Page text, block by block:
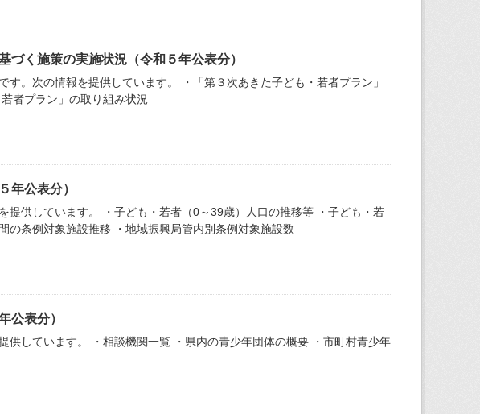
づく施策の実施状況（令和５年公表分）
。次の情報を提供しています。 ・「第３次あきた子ども・若者プラン」
者プラン」の取り組み状況
年公表分）
提供しています。 ・子ども・若者（0～39歳）人口の推移等 ・子ども・若
の条例対象施設推移 ・地域振興局管内別条例対象施設数
公表分）
供しています。 ・相談機関一覧 ・県内の青少年団体の概要 ・市町村青少年